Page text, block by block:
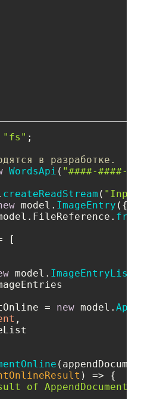
"fs" ;
в разработке.
WordsApi ( "####-####-
createReadStream (
model. ImageEntry ({
FileReference .
[
model. ImageEntryList
= new model.
,
) => {
of